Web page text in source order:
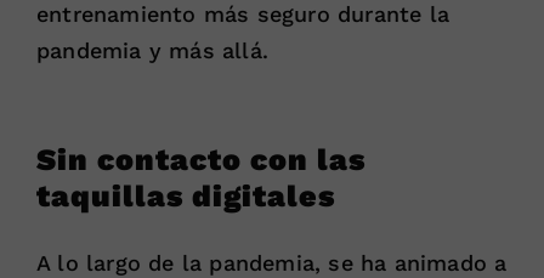
entrenamiento más seguro durante la
pandemia y más allá.
Sin contacto con las
taquillas digitales
A lo largo de la pandemia, se ha animado a